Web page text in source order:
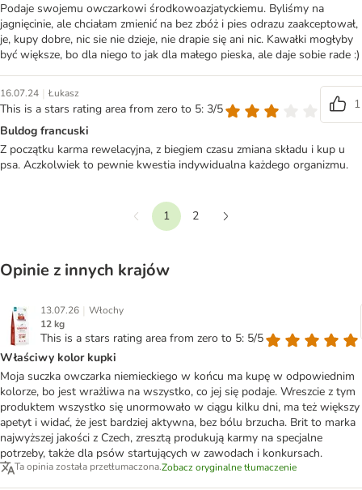
Podaje swojemu owczarkowi środkowoazjatyckiemu. Byliśmy na
jagnięcinie, ale chciałam zmienić na bez zbóż i pies odrazu zaakceptował,
je, kupy dobre, nic sie nie dzieje, nie drapie się ani nic. Kawałki mogłyby
być większe, bo dla niego to jak dla małego pieska, ale daje sobie rade :)
16.07.24 | Łukasz
This is a stars rating area from zero to 5: 3/5
1
Buldog francuski
Z początku karma rewelacyjna, z biegiem czasu zmiana składu i kup u
psa. Aczkolwiek to pewnie kwestia indywidualna każdego organizmu.
Wstecz1
2
Opinie z innych krajów
13.07.26 | Włochy
12 kg
This is a stars rating area from zero to 5: 5/5
Właściwy kolor kupki
Moja suczka owczarka niemieckiego w końcu ma kupę w odpowiednim
kolorze, bo jest wrażliwa na wszystko, co jej się podaje. Wreszcie z tym
produktem wszystko się unormowało w ciągu kilku dni, ma też większy
apetyt i widać, że jest bardziej aktywna, bez bólu brzucha. Brit to marka
najwyższej jakości z Czech, zresztą produkują karmy na specjalne
potrzeby, także dla psów startujących w zawodach i konkursach.
Ta opinia została przetłumaczona.Zobacz oryginalne tłumaczenie